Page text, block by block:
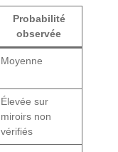
Probabilité
observée
Moyenne
Élevée sur
miroirs non
vérifiés